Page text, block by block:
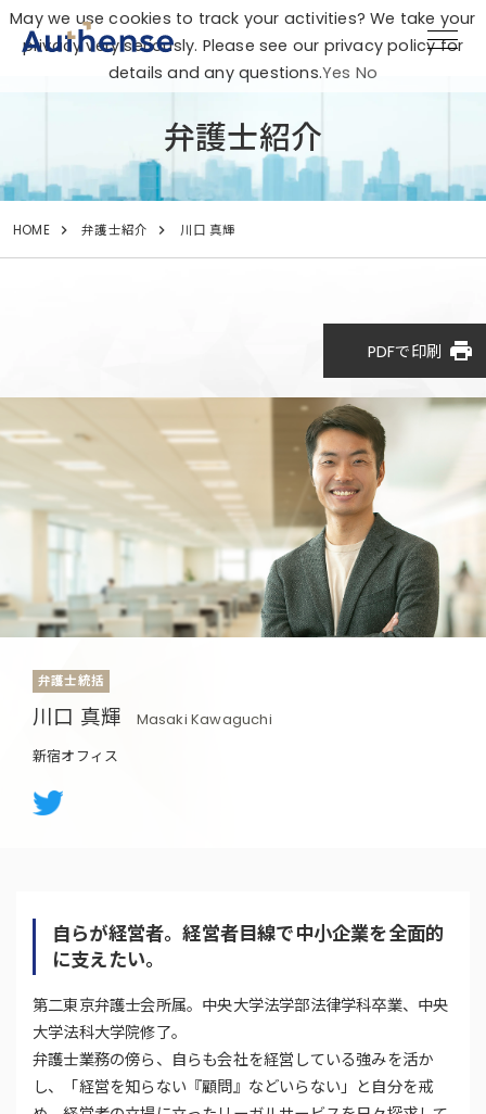
弁護士紹介
HOME 弁護士紹介 川口 真輝
PDFで印刷 print
弁護士統括
川口 真輝
Masaki Kawaguchi
新宿オフィス
自らが経営者。経営者目線で中小企業を全面的
に支えたい。
第二東京弁護士会所属。中央大学法学部法律学科卒業、中央
大学法科大学院修了。
弁護士業務の傍ら、自らも会社を経営している強みを活か
し、「経営を知らない『顧問』などいらない」と自分を戒
May we use cookies to track your activities? We take your
privacy very seriously. Please see our privacy policy for
details and any questions.Yes No